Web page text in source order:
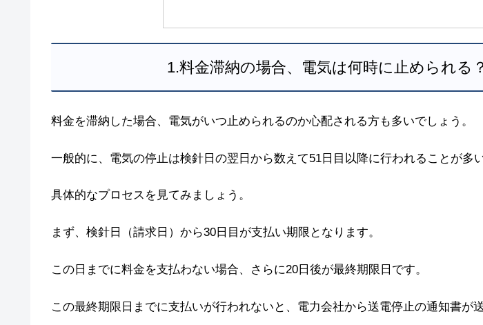
1.料金滞納の場合、電気は何時に止められる？
料金を滞納した場合、電気がいつ止められるのか心配される方も多いでしょう。
一般的に、電気の停止は検針日の翌日から数えて51日目以降に行われることが多い
具体的なプロセスを見てみましょう。
まず、検針日（請求日）から30日目が支払い期限となります。
この日までに料金を支払わない場合、さらに20日後が最終期限日です。
この最終期限日までに支払いが行われないと、電力会社から送電停止の通知書が